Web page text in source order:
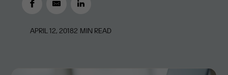
APRIL 12, 20182 MIN READ